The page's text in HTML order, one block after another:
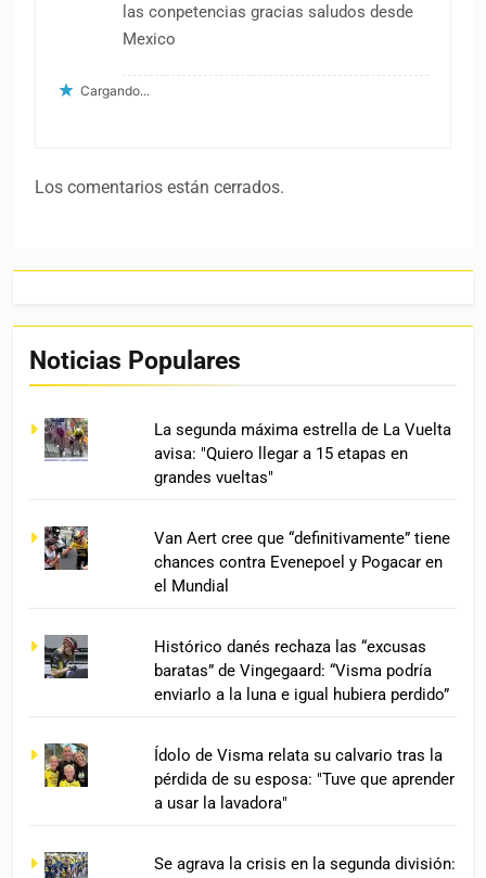
las conpetencias gracias saludos desde
Mexico
Cargando...
Los comentarios están cerrados.
Noticias Populares
La segunda máxima estrella de La Vuelta
avisa: "Quiero llegar a 15 etapas en
grandes vueltas"
Van Aert cree que “definitivamente” tiene
chances contra Evenepoel y Pogacar en
el Mundial
Histórico danés rechaza las “excusas
baratas” de Vingegaard: “Visma podría
enviarlo a la luna e igual hubiera perdido”
Ídolo de Visma relata su calvario tras la
pérdida de su esposa: "Tuve que aprender
a usar la lavadora"
Se agrava la crisis en la segunda división: